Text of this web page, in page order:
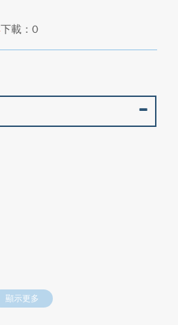
下載：0
顯示更多